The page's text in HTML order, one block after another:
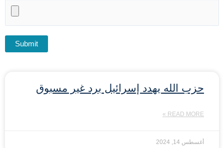
حزب الله يهدد إسرائيل برد غير مسبوق
READ MORE »
أغسطس 14, 2024